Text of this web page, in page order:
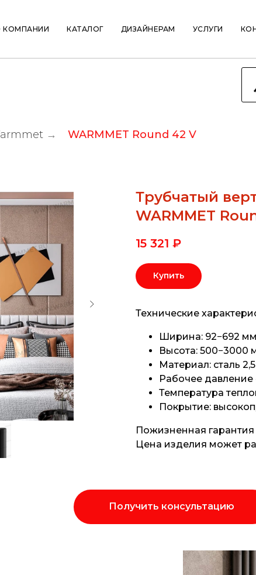
КОМПАНИИ КАТАЛОГ ДИЗАЙНЕРАМ УСЛУГИ
→ WARMMET Round 42 V
Трубчатый
WARMMET
15 321 ₽
Купить
Технические
Ширина: 92−692 мм
Высота: 500−3000
Материал: сталь
Рабочее давление
Температура
Покрытие:
Пожизненная гарантия
Цена изделия может
Получить консультацию